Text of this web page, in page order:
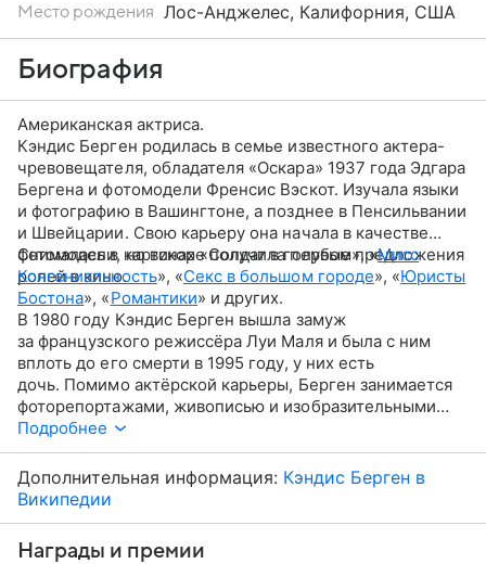
Место рождения Лос-Анджелес, Калифорния, США
Награды и премии
Биография
Американская актриса.
Кэндис Берген родилась в семье известного актера-
чревовещателя, обладателя «Оскара» 1937 года Эдгара
Бергена и фотомодели Френсис Вэскот. Изучала языки
и фотографию в Вашингтоне, а позднее в Пенсильвании
и Швейцарии. Свою карьеру она начала в качестве
фотомодели, но вскоре получила первые предложения
ролей в кино.
Снималась в картинах «Солдат в голубом», «Мисс
Конгениальность», «Секс в большом городе», «Юристы
Бостона», «Романтики» и других.
В 1980 году Кэндис Берген вышла замуж
за французского режиссёра Луи Маля и была с ним
вплоть до его смерти в 1995 году, у них есть
дочь. Помимо актёрской карьеры, Берген занимается
фоторепортажами, живописью и изобразительными
искусствами, драматургией. Бегло говорит
на французском и испанском языках.
Подробнее
Дополнительная информация: Кэндис Берген в
Википедии